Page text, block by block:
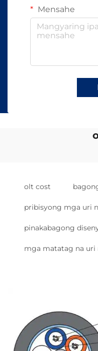
Mensahe
olt cost
pribisyong mga uri
pinakabagong
mga matatag na uri